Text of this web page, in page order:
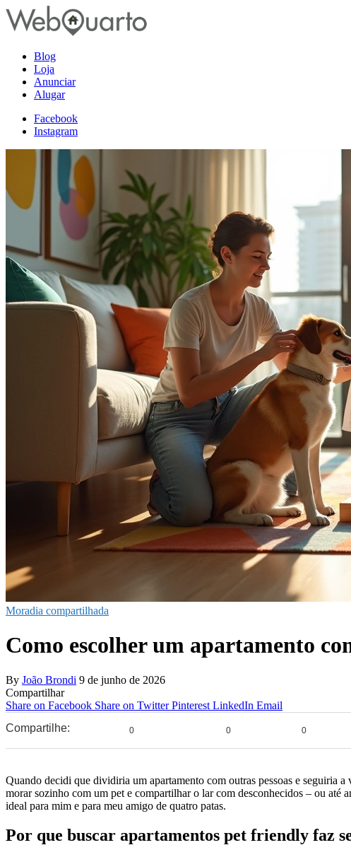
Blog
Loja
Anunciar
Alugar
Facebook
Instagram
Moradia compartilhada
Como escolher um apartamento
By João Brondi 9 de junho de 2026
Compartilhar
Share on Facebook Share on Twitter Pinterest LinkedIn Email
Compartilhe:
0 0 0
Quando decidi que dividiria um apartamento com outras pessoas e seguiria
morar sozinho com um pet e compartilhar o lar com desconhecidos – ou até
ideal para mim e para meu amigo de quatro patas.
Por que buscar apartamentos pet friendly faz